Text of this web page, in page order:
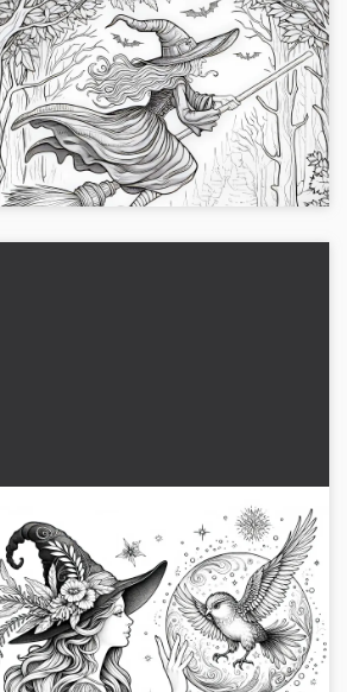
Heksen flyver på en kost
gennem den mørke skov:
Farvelægningsbillede til
download (Gratis)
Dette farvelægningsbillede viser en heks
på sit kosteskaft i en mørk skov.
Download det nu gratis, og få det til at
lyse!...
Heksen tryller med en magisk
kugle, der svæver i luften:
Gratis tegninger til
farvelægning
Oplev den fortryllende farvelægningsside
af en heks med en magisk bold.
Download gratis og farvelæg med det
samme!...